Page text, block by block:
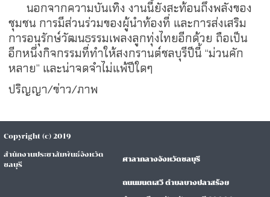
นอกจากความบันเทิง งานนี้ยังสะท้อนถึงพลังของ
ชุมชน การมีส่วนร่วมของผู้นำท้องที่ และการส่งเสริม
การอนุรักษ์วัฒนธรรมเพลงลูกทุ่งไทยอีกด้วย ถือเป็น
อีกหนึ่งกิจกรรมที่ทำให้สงกรานต์ชลบุรีปีนี้ “ม่วนคัก
หลาย” และน่าจดจำไม่แพ้ปีใดๆ
ปริญญา/ข่าว/ภาพ
Copyright (c) 2019
สำนักงานประชาสัมพันธ์จังหวัด
ชลบุรี
ศาลากลางจังหวัดชลบุรี
ถนนมนตเสวี ตำบลบางปลาสร้อย